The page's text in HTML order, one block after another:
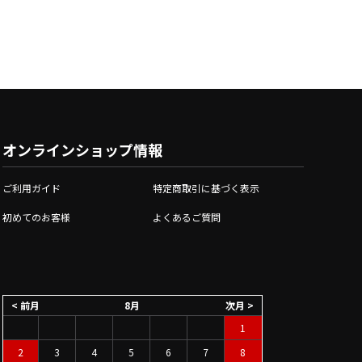
オンラインショップ情報
ご利用ガイド 特定商取引に基づく表示
初めてのお客様 よくあるご質問
8月
< 前月
次月 >
1
2
3 4 5 6 7 8